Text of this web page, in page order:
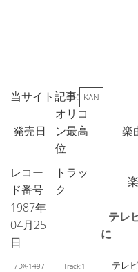
当サイト記事: KAN
発売日
オリコ
ン最高
位
楽
レコー
ド番号
トラッ
ク
1987年
04月25
日
-
テレ
に
7DX-1497 Track:1 テレ